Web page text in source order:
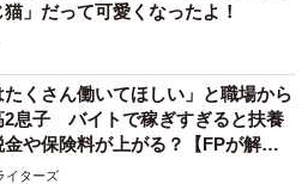
」だって可愛くなったよ！
たくさん働いてほしい」と職場から
2息子 バイトで稼ぎすぎると扶養
金や保険料が上がる？【FPが解
イターズ